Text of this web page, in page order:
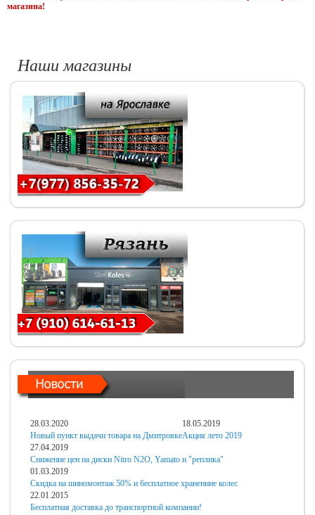
магазина!
Наши магазины
28.03.2020
Новый пункт выдачи товара на Дмитровке
18.05.2019
Акция лето 2019
27.04.2019
Снижение цен на диски Nitro N2O, Yamato и "реплика"
01.03.2019
Скидка на шиномонтаж 50% и бесплатное хранениие колес
22.01.2015
Бесплатная доставка до транспортной компании!